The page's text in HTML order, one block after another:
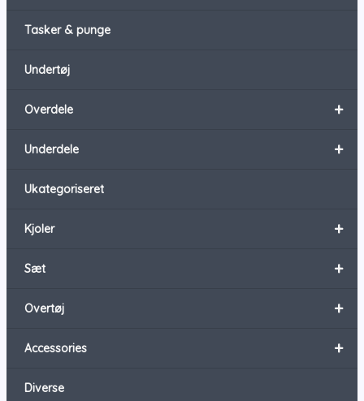
Tasker & punge
Undertøj
+
Overdele
+
Underdele
Ukategoriseret
+
Kjoler
+
Sæt
+
Overtøj
+
Accessories
Diverse